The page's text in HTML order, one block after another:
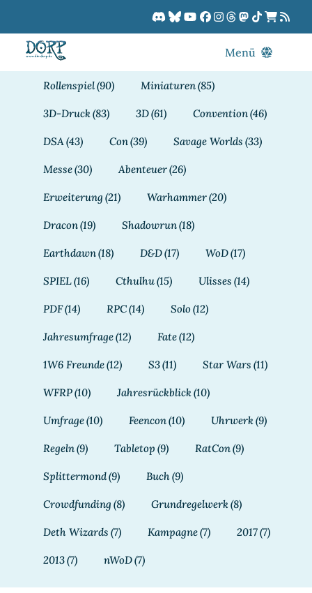
springen
Menü
Rollenspiel(90) Miniaturen(85)
3D-Druck(83) 3D(61) Convention(46)
DSA (43) Con(39) Savage Worlds (33)
Messe(30) Abenteuer(26)
Erweiterung (21) Warhammer(20)
Dracon(19) Shadowrun(18)
Earthdawn(18) D&D(17) WoD(17)
SPIEL(16) Cthulhu(15) Ulisses (14)
PDF(14) RPC(14) Solo(12)
Jahresumfrage(12) Fate(12)
1W6 Freunde(12) S3(11) Star Wars (11)
WFRP(10) Jahresrückblick(10)
Umfrage(10) Feencon(10) Uhrwerk(9)
Regeln(9) Tabletop (9) RatCon(9)
Splittermond(9) Buch(9)
Crowdfunding (8) Grundregelwerk(8)
Deth Wizards (7) Kampagne(7) 2017(7)
2013(7) nWoD(7)